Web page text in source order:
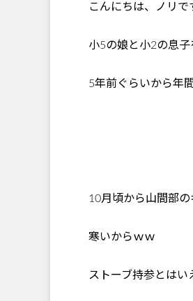
こんにちは、ノリで
小5の娘と小2の息子
5年前ぐらいから年
10月頃から山間部
寒いからｗｗ
ストーブ持参とはい